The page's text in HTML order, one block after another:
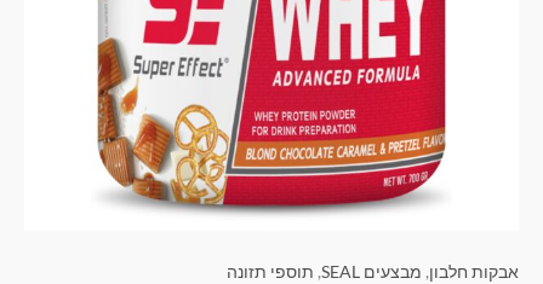
אבקות חלבון, מבצעים SEAL , תוספי תזונה